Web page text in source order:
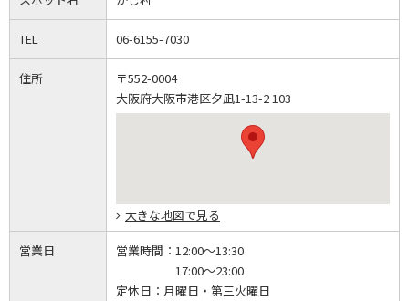
TEL 06-6155-7030
住所
〒552-0004
大阪府大阪市港区夕凪1-13-2 103
大きな地図で見る
営業日 営業時間： 12:00～13:30
17:00～23:00
定休日： 月曜日・第三火曜日